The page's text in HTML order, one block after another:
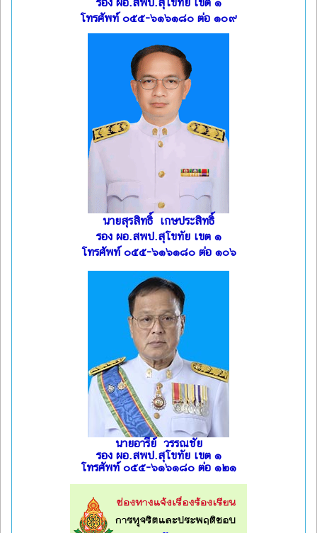
โทรศัพท์ ๐๕๕-๖๑๖๑๘๐ ต่อ ๑๐๙
นายสุรสิทธิ์ เกษประสิทธิ์
รอง ผอ.สพป.สุโขทัย เขต ๑
โทรศัพท์ ๐๕๕-๖๑๖๑๘๐ ต่อ ๑๐๖
นายอารีย์ วรรณชัย
รอง ผอ.สพป.สุโขทัย เขต ๑
โทรศัพท์ ๐๕๕-๖๑๖๑๘๐ ต่อ ๑๒๑